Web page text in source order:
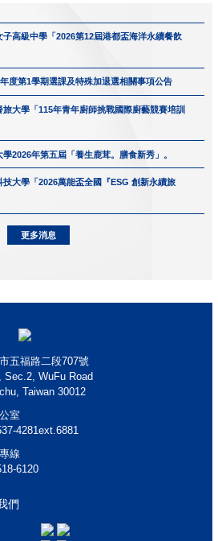
子高級中學「2026第12屆港都盃海洋永續餐飲
年度第1學期選課及特殊加退選相關事項公告
旅大學「115年青年廚師挑戰國際廚藝競賽培訓
學2026年第五屆「養生鹿茸。膳食新秀」。
技大學「2026萬能盃全國『ESG 創新永續旅
更多消息
五福路二段707號
Sec.2, WuFu Road
Taiwan 30012
室
4281ext.6881
線
6120
們